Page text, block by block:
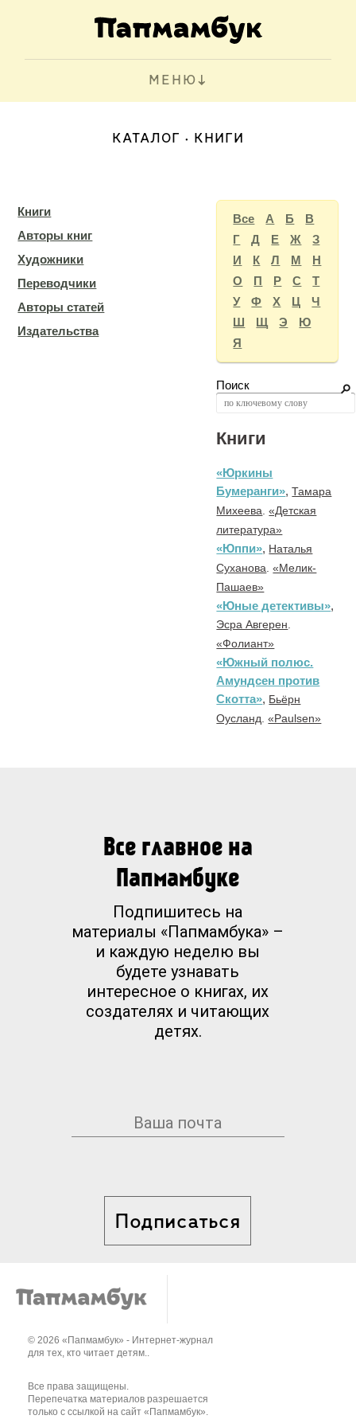
МЕНЮ
КАТАЛОГ КНИГИ
Книги
Авторы книг
Художники
Переводчики
Авторы статей
Издательства
Все А Б
В
Г
Д Е Ж
З
И
К Л М
Н
О
П Р С
Т
У
Ф Х Ц
Ч
Ш
Щ Э
Ю
Я
Поиск
Книги
«Юркины
Бумеранги»,Тамара
Михеева «Детская
литература»
«Юппи», Наталья
Суханова «Мелик-
Пашаев»
«Юные детективы»,
Эсра Авгерен
«Фолиант»
«Южный полюс.
Амундсен против
Скотта», Бьёрн
Оусланд «Paulsen»
Все главное на
Папмамбуке
Подпишитесь на
материалы «Папмамбука» –
и каждую неделю вы
будете узнавать
интересное о книгах, их
создателях и читающих
детях.
Подписаться
© 2026 «Папмамбук» - Интернет-журнал
для тех, кто читает детям..
Все права защищены.
Перепечатка материалов разрешается
только с ссылкой на сайт «Папмамбук».